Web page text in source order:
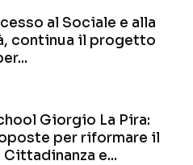
al Sociale e alla
continua il progetto
Giorgio La Pira:
per riformare il
e...